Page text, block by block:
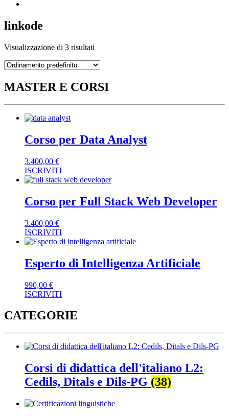
linkode
Visualizzazione di 3 risultati
MASTER E CORSI
Corso per Data Analyst
3.400,00 €
ISCRIVITI
Corso per Full Stack Web Developer
3.400,00 €
ISCRIVITI
Esperto di Intelligenza Artificiale
990,00 €
ISCRIVITI
CATEGORIE
Corsi di didattica dell'italiano L2:
Cedils, Ditals e Dils-PG (38)